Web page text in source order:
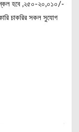
হবে ,২৫০-২০,০১০/-
চাকরির সকল সুযোগ